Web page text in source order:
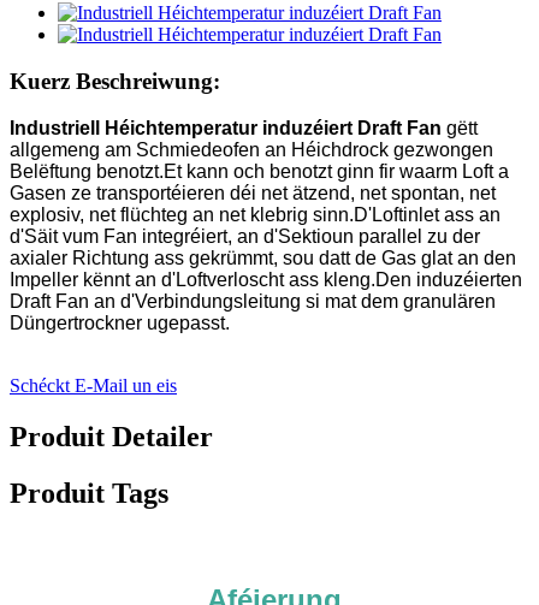
Kuerz Beschreiwung:
Industriell Héichtemperatur induzéiert Draft Fan gëtt
allgemeng am Schmiedeofen an Héichdrock gezwongen
Belëftung benotzt.Et kann och benotzt ginn fir waarm Loft a
Gasen ze transportéieren déi net ätzend, net spontan, net
explosiv, net flüchteg an net klebrig sinn.D'Loftinlet ass an
d'Säit vum Fan integréiert, an d'Sektioun parallel zu der
axialer Richtung ass gekrümmt, sou datt de Gas glat an den
Impeller kënnt an d'Loftverloscht ass kleng.Den induzéierten
Draft Fan an d'Verbindungsleitung si mat dem granulären
Düngertrockner ugepasst.
Schéckt E-Mail un eis
Produit Detailer
Produit Tags